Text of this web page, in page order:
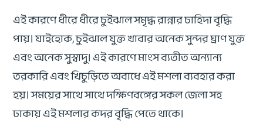
এই কারণে ধীরে ধীরে চুইঝাল সমৃদ্ধ রান্নার চাহিদা বৃদ্ধি
পায়। যাইহোক, চুইঝাল যুক্ত খাবার অনেক সুন্দর ঘ্রাণ যুক্ত
এবং অনেক সুস্বাদু। এই কারণে মাংস ব্যতীত অন্যান্য
তরকারি এবং খিচুড়িতে অবাধে এই মশলা ব্যবহার করা
হয়। সময়ের সাথে সাথে দক্ষিণবঙ্গের সকল জেলা সহ
ঢাকায় এই মশলার কদর বৃদ্ধি পেতে থাকে।